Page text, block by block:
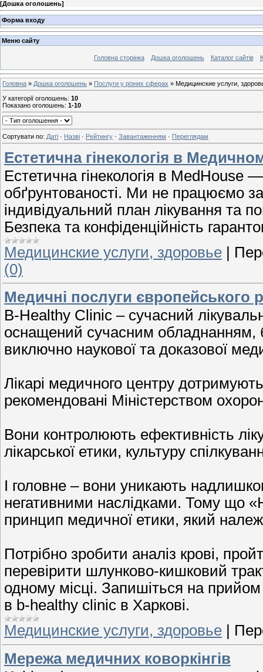
[Дошка оголошень]
Форма входу
Меню сайту
Головна сторінка Дошка оголошень Каталог сайтів
Головна » Дошка оголошень » Послуги у різних сферах » Медицинские услуги,
У категорії оголошень: 10
Показано оголошень: 1-10
Сортувати по: Даті · Назві · Рейтингу · Завантаженням · Переглядам
Естетична гінекологія в
Естетична гінекологія в MedHouse
обґрунтованості. Ми не працюємо
індивідуальний план лікування та
Безпека та конфіденційність
Медицинские услуги, здоровье |
(0)
Медичні послуги європейського
B-Healthy Clinic – сучасний
оснащений сучасним обладнанням,
виключно наукової та доказової
Лікарі медичного центру
рекомендовані Міністерством
Вони контролюють ефективність
лікарської етики, культуру
І головне – вони уникають
негативними наслідками. Тому що
принцип медичної етики, який
Потрібно зробити аналіз крові,
перевірити шлунково-кишковий
одному місці. Запишіться на
в b-healthy clinic в Харкові.
Медицинские услуги, здоровье
Мережа медичних коворкінгів